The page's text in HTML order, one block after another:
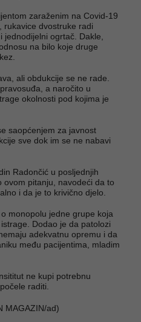
zaraženim na Covid-19
rukavice dvostruke radi
ogrtač. Dakle,
na bilo koje druge
ali obdukcije se ne rade.
a naročito u
okolnosti pod kojima je
saopćenjem za javnost
sve dok im se ne nabavi
Radončić u posljednjih
ovom pitanju, navodeći da to
i da je to krivično djelo.
monopolu jedne grupe koja
Dodao je da patolozi
adekvatnu opremu i da
među pacijentima, mladim
ne kupi potrebnu
raditi.
MAGAZIN/ad)